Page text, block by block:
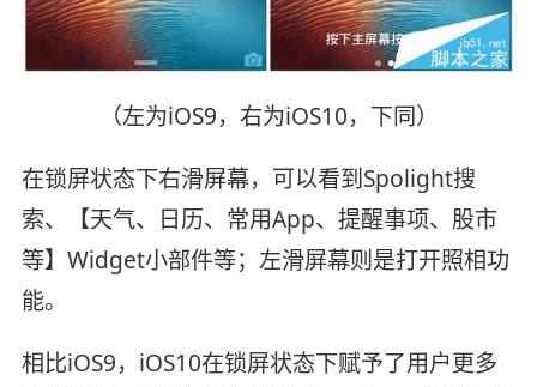
（左为iOS9，右为iOS10，下同）
在锁屏状态下右滑屏幕，可以看到Spolight搜
索、【天气、日历、常用App、提醒事项、股市
等】Widget小部件等；左滑屏幕则是打开照相功
能。
相比iOS9，iOS10在锁屏状态下赋予了用户更多